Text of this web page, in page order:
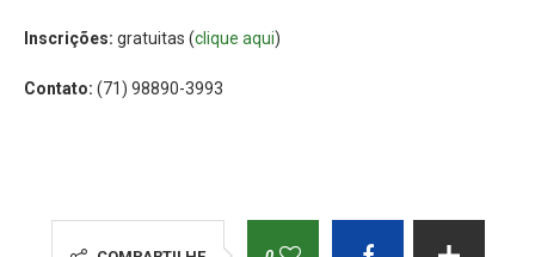
Inscrições: gratuitas (clique aqui)
Contato: (71) 98890-3993